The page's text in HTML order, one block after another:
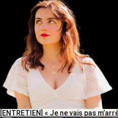
[ENTRETIEN] « Je ne vais pas